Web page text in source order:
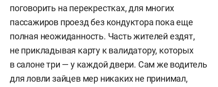
поговорить на перекрестках, для многих
пассажиров проезд без кондуктора пока еще
полная неожиданность. Часть жителей ездят,
не прикладывая карту к валидатору, которых
в салоне три — у каждой двери. Сам же водитель
для ловли зайцев мер никаких не принимал,